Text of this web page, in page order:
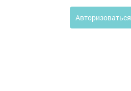
Авторизоваться